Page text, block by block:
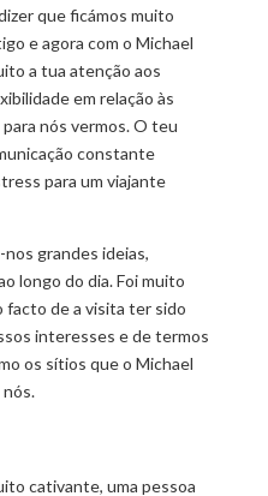
que ficámos muito
e agora com o Michael
a tua atenção aos
em relação às
nós vermos. O teu
constante
para um viajante
grandes ideias,
longo do dia. Foi muito
facto de a visita ter sido
interesses e de termos
os sítios que o Michael
cativante, uma pessoa